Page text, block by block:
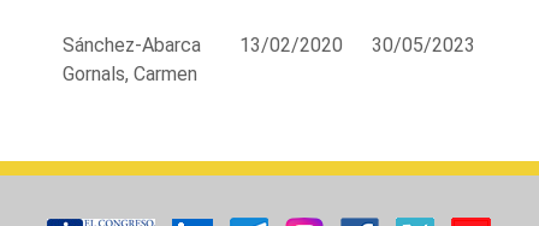
Sánchez-Abarca
Gornals, Carmen
13/02/2020 30/05/2023